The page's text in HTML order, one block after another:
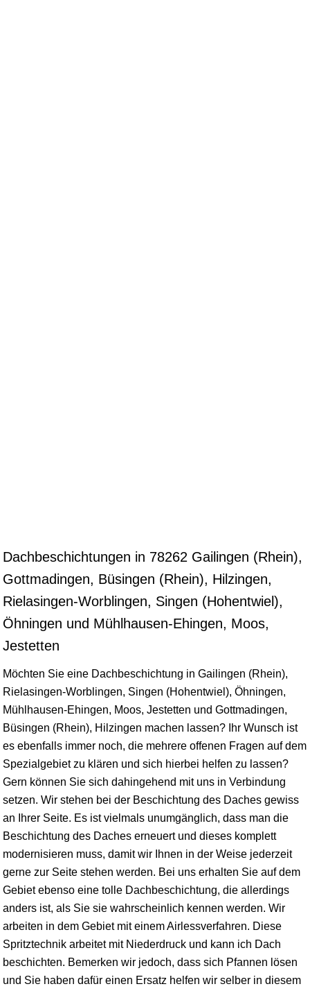
Dachbeschichtungen in 78262 Gailingen (Rhein),
Gottmadingen, Büsingen (Rhein), Hilzingen,
Rielasingen-Worblingen, Singen (Hohentwiel),
Öhningen und Mühlhausen-Ehingen, Moos,
Jestetten
Möchten Sie eine Dachbeschichtung in Gailingen (Rhein),
Rielasingen-Worblingen, Singen (Hohentwiel), Öhningen,
Mühlhausen-Ehingen, Moos, Jestetten und Gottmadingen,
Büsingen (Rhein), Hilzingen machen lassen? Ihr Wunsch ist
es ebenfalls immer noch, die mehrere offenen Fragen auf dem
Spezialgebiet zu klären und sich hierbei helfen zu lassen?
Gern können Sie sich dahingehend mit uns in Verbindung
setzen. Wir stehen bei der Beschichtung des Daches gewiss
an Ihrer Seite. Es ist vielmals unumgänglich, dass man die
Beschichtung des Daches erneuert und dieses komplett
modernisieren muss, damit wir Ihnen in der Weise jederzeit
gerne zur Seite stehen werden. Bei uns erhalten Sie auf dem
Gebiet ebenso eine tolle Dachbeschichtung, die allerdings
anders ist, als Sie sie wahrscheinlich kennen werden. Wir
arbeiten in dem Gebiet mit einem Airlessverfahren. Diese
Spritztechnik arbeitet mit Niederdruck und kann ich Dach
beschichten. Bemerken wir jedoch, dass sich Pfannen lösen
und Sie haben dafür einen Ersatz helfen wir selber in diesem